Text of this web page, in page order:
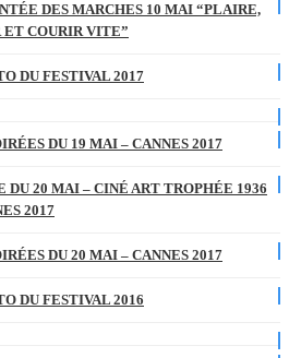
DES MARCHES 10 MAI “PLAIRE,
COURIR VITE”
DU FESTIVAL 2017
DU 19 MAI – CANNES 2017
DU 20 MAI – CINÉ ART TROPHÉE 1936
2017
DU 20 MAI – CANNES 2017
DU FESTIVAL 2016